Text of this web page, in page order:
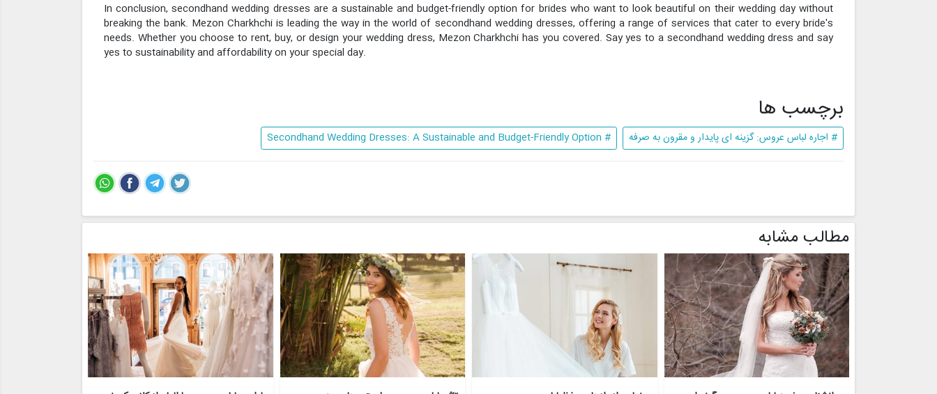
In conclusion, secondhand wedding dresses are a sustainable and budget-friendly option for brides who want to look beautiful on their wedding day without
breaking the bank. Mezon Charkhchi is leading the way in the world of secondhand wedding dresses, offering a range of services that cater to every bride's
needs. Whether you choose to rent, buy, or design your wedding dress, Mezon Charkhchi has you covered. Say yes to a secondhand wedding dress and say
yes to sustainability and affordability on your special day.
برچسب ها
# اجاره لباس عروس: گزینه ای پایدار و مقرون به صرفه # Secondhand Wedding Dresses: A Sustainable and Budget-Friendly Option
مطالب مشابه